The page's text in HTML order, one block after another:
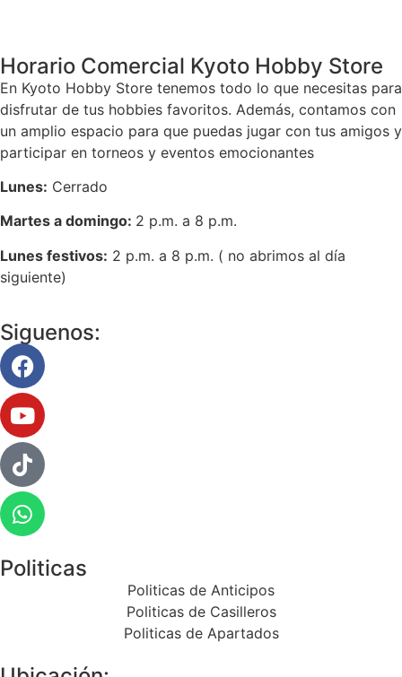
Horario Comercial Kyoto Hobby Store
En Kyoto Hobby Store tenemos todo lo que necesitas para
disfrutar de tus hobbies favoritos. Además, contamos con
un amplio espacio para que puedas jugar con tus amigos y
participar en torneos y eventos emocionantes
Lunes: Cerrado
Martes a domingo: 2 p.m. a 8 p.m.
Lunes festivos: 2 p.m. a 8 p.m. ( no abrimos al día
siguiente)
Siguenos:
Politicas
Politicas de Anticipos
Politicas de Casilleros
Politicas de Apartados